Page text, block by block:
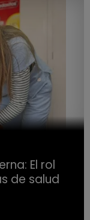
El rol
de salud